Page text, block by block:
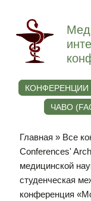
КОНФЕРЕНЦИИ
ЧАВО
Главная » Все
Conferences'
медицинской
студенческая
конференция